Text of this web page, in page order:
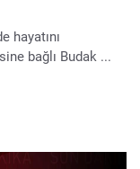
hayatını
bağlı Budak ...